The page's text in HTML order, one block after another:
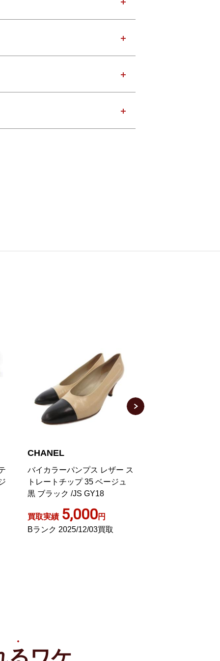
CHANEL
バイカラーパンプス レザー ス
トレートチップ 35 ベージュ
黒 ブラック /JS GY18
買取実績 5,000円
Bランク 2025/12/03買取